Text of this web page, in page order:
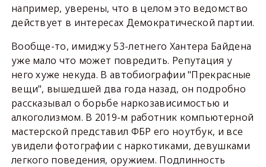
например, уверены, что в целом это ведомство
действует в интересах Демократической партии.
Вообще-то, имиджу 53-летнего Хантера Байдена
уже мало что может повредить. Репутация у
него хуже некуда. В автобиографии "Прекрасные
вещи", вышедшей два года назад, он подробно
рассказывал о борьбе наркозависимостью и
алкоголизмом. В 2019-м работник компьютерной
мастерской представил ФБР его ноутбук, и все
увидели фотографии с наркотиками, девушками
легкого поведения, оружием. Подлинность